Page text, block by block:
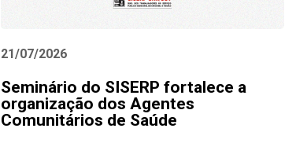
21/07/2026
Seminário do SISERP fortalece a
organização dos Agentes
Comunitários de Saúde